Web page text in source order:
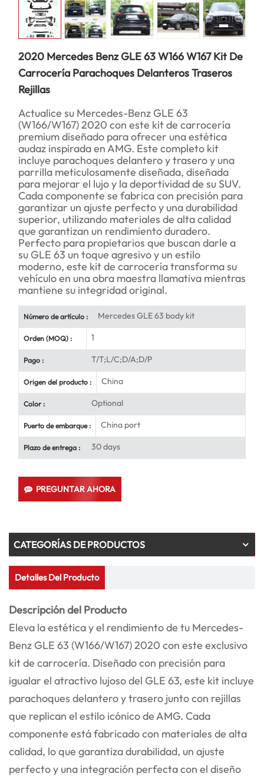
2020 Mercedes Benz GLE 63 W166 W167 Kit De
Carrocería Parachoques Delanteros Traseros
Rejillas
Actualice su Mercedes-Benz GLE 63
(W166/W167) 2020 con este kit de carrocería
premium diseñado para ofrecer una estética
audaz inspirada en AMG. Este completo kit
incluye parachoques delantero y trasero y una
parrilla meticulosamente diseñada, diseñada
para mejorar el lujo y la deportividad de su SUV.
Cada componente se fabrica con precisión para
garantizar un ajuste perfecto y una durabilidad
superior, utilizando materiales de alta calidad
que garantizan un rendimiento duradero.
Perfecto para propietarios que buscan darle a
su GLE 63 un toque agresivo y un estilo
moderno, este kit de carrocería transforma su
vehículo en una obra maestra llamativa mientras
mantiene su integridad original.
Número de artículo : Mercedes GLE 63 body kit
Orden (MOQ) : 1
Pago : T/T;L/C;D/A;D/P
Origen del producto : China
Color : Optional
Puerto de embarque : China port
Plazo de entrega : 30 days
PREGUNTAR AHORA
CATEGORÍAS DE PRODUCTOS
Detalles Del Producto
Descripción del Producto
Eleva la estética y el rendimiento de tu Mercedes-
Benz GLE 63 (W166/W167) 2020 con este exclusivo
kit de carrocería. Diseñado con precisión para
igualar el atractivo lujoso del GLE 63, este kit incluye
parachoques delantero y trasero junto con rejillas
que replican el estilo icónico de AMG. Cada
componente está fabricado con materiales de alta
calidad, lo que garantiza durabilidad, un ajuste
perfecto y una integración perfecta con el diseño